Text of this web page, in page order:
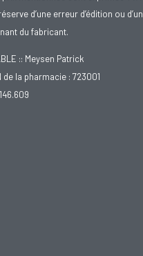
d’une erreur d’édition ou d’un
du fabricant.
:: Meysen Patrick
de la pharmacie : 723001